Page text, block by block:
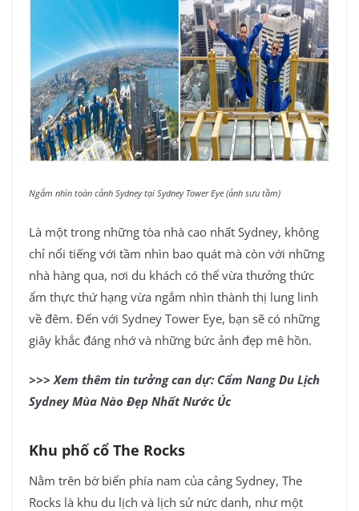
Ngắm nhìn toàn cảnh Sydney tại Sydney Tower Eye (ảnh sưu tầm)
Là một trong những tòa nhà cao nhất Sydney, không
chỉ nổi tiếng với tầm nhìn bao quát mà còn với những
nhà hàng qua, nơi du khách có thể vừa thưởng thức
ẩm thực thứ hạng vừa ngắm nhìn thành thị lung linh
về đêm. Đến với Sydney Tower Eye, bạn sẽ có những
giây khắc đáng nhớ và những bức ảnh đẹp mê hồn.
>>> Xem thêm tin tưởng can dự: Cẩm Nang Du Lịch
Sydney Mùa Nào Đẹp Nhất Nước Úc
Khu phố cổ The Rocks
Nằm trên bờ biển phía nam của cảng Sydney, The
Rocks là khu du lịch và lịch sử nức danh, như một